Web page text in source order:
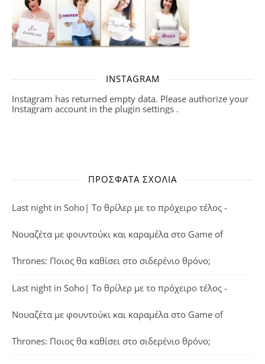
INSTAGRAM
Instagram has returned empty data. Please authorize your
Instagram account in the plugin settings .
ΠΡΌΣΦΑΤΑ ΣΧΌΛΙΑ
Last night in Soho| Το θρίλερ με το πρόχειρο τέλος -
Νουαζέτα με φουντούκι και καραμέλα στο Game of
Thrones: Ποιος θα καθίσει στο σιδερένιο θρόνο;
Last night in Soho| Το θρίλερ με το πρόχειρο τέλος -
Νουαζέτα με φουντούκι και καραμέλα στο Game of
Thrones: Ποιος θα καθίσει στο σιδερένιο θρόνο;